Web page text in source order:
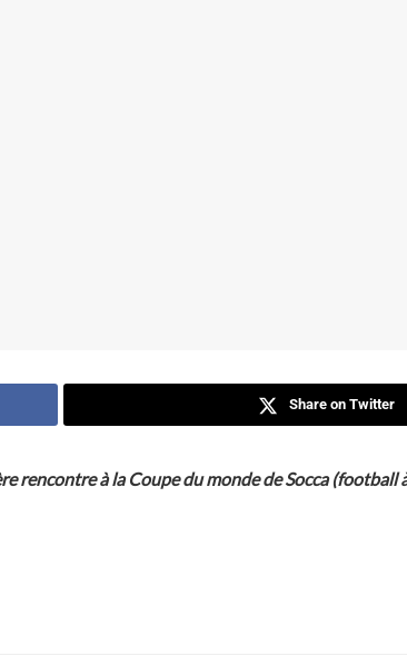
Share on Twitter
rencontre à la Coupe du monde de Socca (football